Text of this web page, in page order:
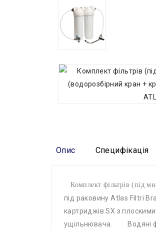
Опис Специфікація
Комплект фільтрів (під
під раковину Atlas Filtri
картриджів SX з
ущільнювача. Водяні